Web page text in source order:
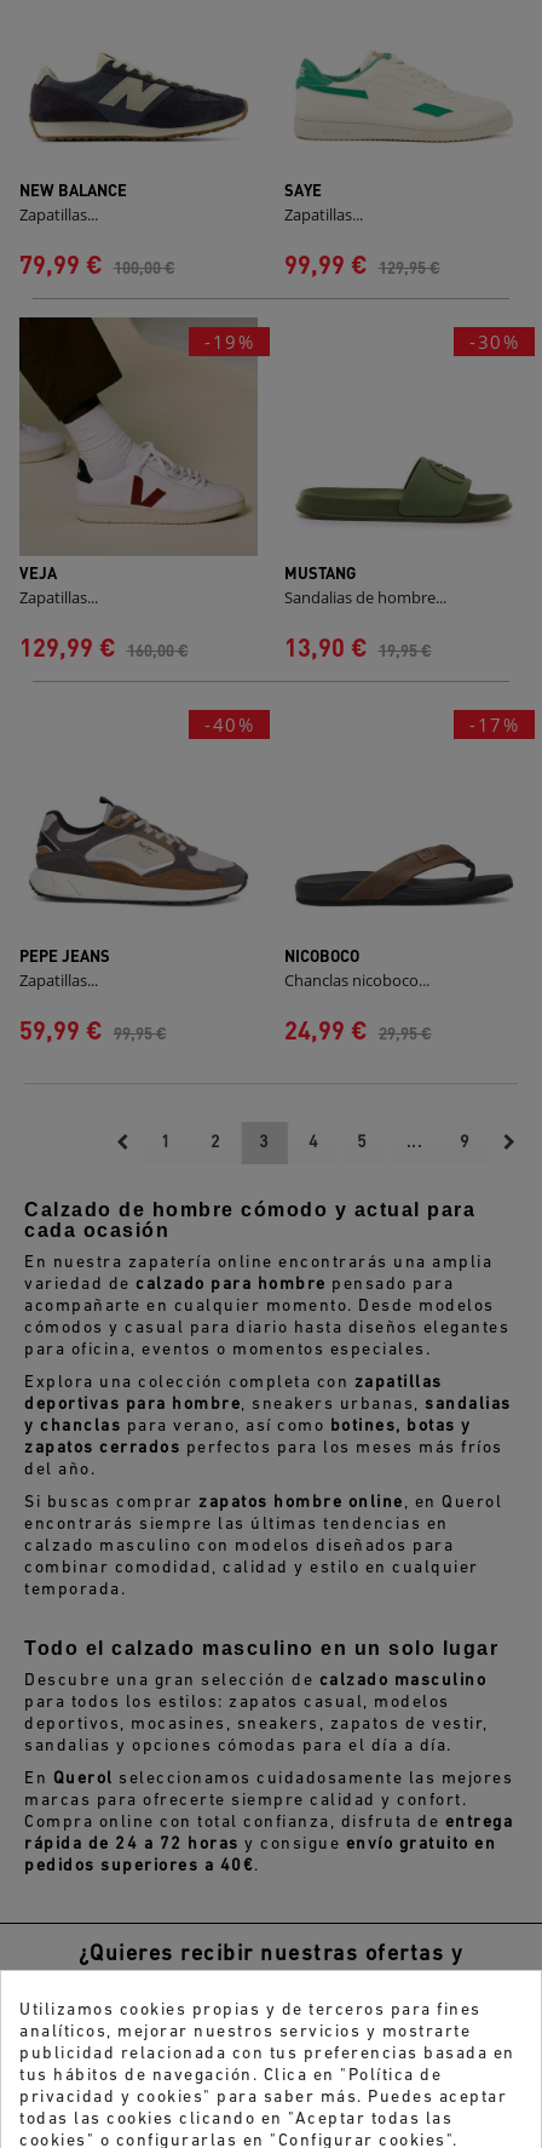
NEW BALANCE
Zapatillas...
79,99 € 100,00 €
SAYE
Zapatillas...
99,99 € 129,95 €
-19%
VEJA
Zapatillas...
129,99 € 160,00 €
-30%
MUSTANG
Sandalias de hombre...
13,90 € 19,95 €
-40%
PEPE JEANS
Zapatillas...
59,99 € 99,95 €
-17%
NICOBOCO
Chanclas nicoboco...
24,99 € 29,95 €
1 2 3 4 5 ... 9
Calzado de hombre cómodo y actual para
cada ocasión
En nuestra zapatería online encontrarás una amplia
variedad de calzado para hombre pensado para
acompañarte en cualquier momento. Desde modelos
cómodos y casual para diario hasta diseños elegantes
para oficina, eventos o momentos especiales.
Explora una colección completa con zapatillas
deportivas para hombre, sneakers urbanas, sandalias
y chanclas para verano, así como botines, botas y
zapatos cerrados perfectos para los meses más fríos
del año.
Si buscas comprar zapatos hombre online , en Querol
encontrarás siempre las últimas tendencias en
calzado masculino con modelos diseñados para
combinar comodidad, calidad y estilo en cualquier
temporada.
Todo el calzado masculino en un solo lugar
Descubre una gran selección de calzado masculino
para todos los estilos: zapatos casual, modelos
deportivos, mocasines, sneakers, zapatos de vestir,
sandalias y opciones cómodas para el día a día.
En Querol seleccionamos cuidadosamente las mejores
marcas para ofrecerte siempre calidad y confort.
Compra online con total confianza, disfruta de entrega
rápida de 24 a 72 horas y consigue envío gratuito en
pedidos superiores a 40€.
¿Quieres recibir nuestras ofertas y
ENVIAR
He leído y acepto la Política de privacidad
Utilizamos cookies propias y de terceros para fines
analíticos, mejorar nuestros servicios y mostrarte
publicidad relacionada con tus preferencias basada en
tus hábitos de navegación. Clica en "Política de
privacidad y cookies" para saber más. Puedes aceptar
todas las cookies clicando en "Aceptar todas las
cookies" o configurarlas en "Configurar cookies".